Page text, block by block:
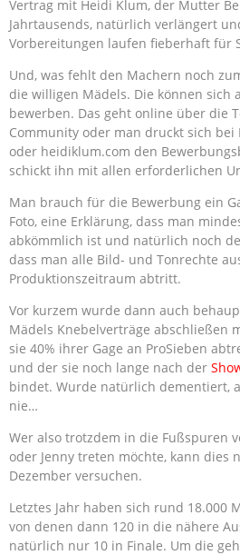
Vertrag mit Heidi Klum, der Mutter
Jahrtausends, natürlich verlängert
Vorbereitungen laufen fieberhaft für
Und, was fehlt den Machern noch
die willigen Mädels. Die können sich
bewerben. Das geht online über die
Community oder man druckt sich bei
oder heidiklum.com den
schickt ihn mit allen erforderlichen
Man brauch für die Bewerbung ein
Foto, eine Erklärung, dass man
abkömmlich ist und natürlich noch
dass man alle Bild- und Tonrechte
Produktionszeitraum abtritt.
Vor kurzem wurde dann auch
Mädels Knebelverträge abschließen
sie 40% ihrer Gage an ProSieben
und der sie noch lange nach der
bindet. Wurde natürlich dementiert,
nie…
Wer also trotzdem in die Fußspuren
oder Jenny treten möchte, kann dies
Dezember versuchen.
Letztes Jahr haben sich rund 18.000
von denen dann 120 in die nähere
natürlich nur 10 in Finale. Um die